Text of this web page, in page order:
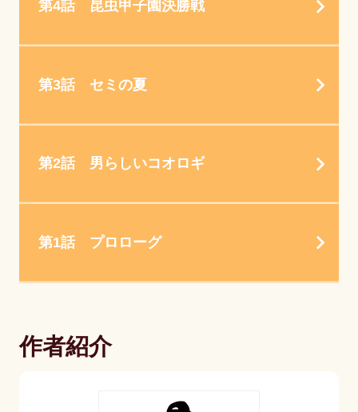
第4話 昆虫甲子園決勝戦
第3話 セミの夏
第2話 男らしいコオロギ
第1話 プロローグ
作者紹介